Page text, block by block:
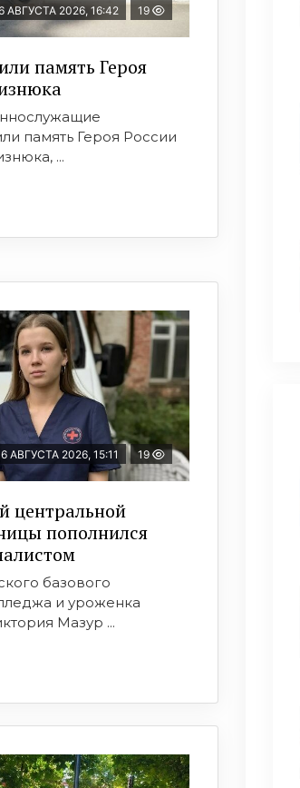
АВГУСТА 2026, 16:42 19
память Героя
память Героя России
...
6 АВГУСТА 2026, 15:11 19
центральной
пополнился
базового
и уроженка
Мазур ...